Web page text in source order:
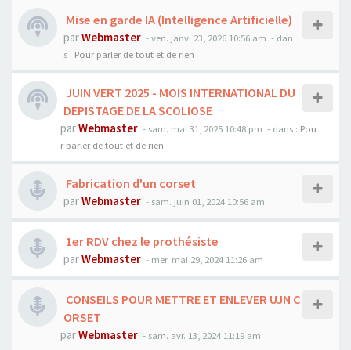
Mise en garde IA (Intelligence Artificielle)
parWebmaster - ven. janv. 23, 2026 10:56 am - dan
s : Pour parler de tout et de rien
JUIN VERT 2025 - MOIS INTERNATIONAL DU
DEPISTAGE DE LA SCOLIOSE
parWebmaster - sam. mai 31, 2025 10:48 pm - dans : Pou
r parler de tout et de rien
Fabrication d'un corset
parWebmaster - sam. juin 01, 2024 10:56 am
1er RDV chez le prothésiste
parWebmaster - mer. mai 29, 2024 11:26 am
CONSEILS POUR METTRE ET ENLEVER UJN C
ORSET
parWebmaster - sam. avr. 13, 2024 11:19 am